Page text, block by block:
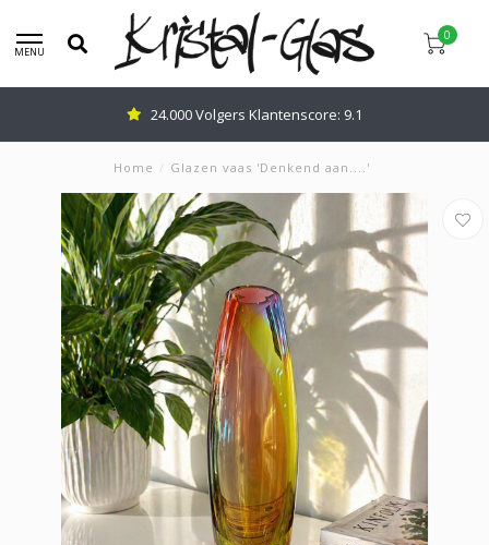
MENU
0
Advies nodig: Bel
Home / Glazen vaas 'Denkend aan....'